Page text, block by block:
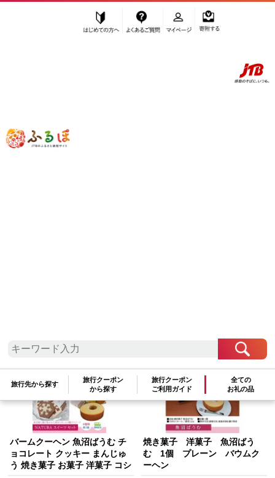
ふるぽ JTBのふるさと納税サイト
旅行先から探す
旅行クーポン
から探す
旅行クーポン
ご利用ガイド
全ての
お礼の品
焼菓子・チョコレート
人気ランキング順
バームクーヘン 魚沼ばうむ チ
ョコレート クッキー まんじゅ
う 焼き菓子 お菓子 洋菓子 コシ
焼き菓子 洋菓子 魚沼ばう
む 1個 プレーン バウムク
ーヘン